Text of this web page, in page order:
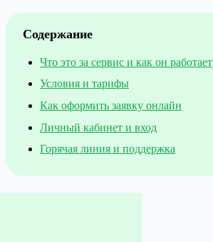
Содержание
Что это за сервис и как он работает
Условия и тарифы
Как оформить заявку онлайн
Личный кабинет и вход
Горячая линия и поддержка